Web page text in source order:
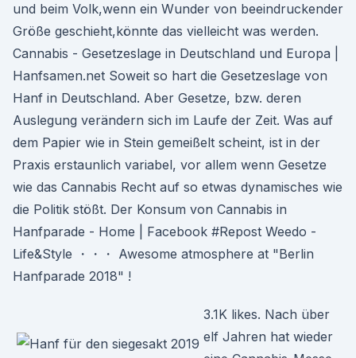
und beim Volk,wenn ein Wunder von beeindruckender
Größe geschieht,könnte das vielleicht was werden.
Cannabis - Gesetzeslage in Deutschland und Europa |
Hanfsamen.net Soweit so hart die Gesetzeslage von
Hanf in Deutschland. Aber Gesetze, bzw. deren
Auslegung verändern sich im Laufe der Zeit. Was auf
dem Papier wie in Stein gemeißelt scheint, ist in der
Praxis erstaunlich variabel, vor allem wenn Gesetze
wie das Cannabis Recht auf so etwas dynamisches wie
die Politik stößt. Der Konsum von Cannabis in
Hanfparade - Home | Facebook #Repost Weedo -
Life&Style ・・・ Awesome atmosphere at "Berlin
Hanfparade 2018" !
3.1K likes. Nach über
elf Jahren hat wieder